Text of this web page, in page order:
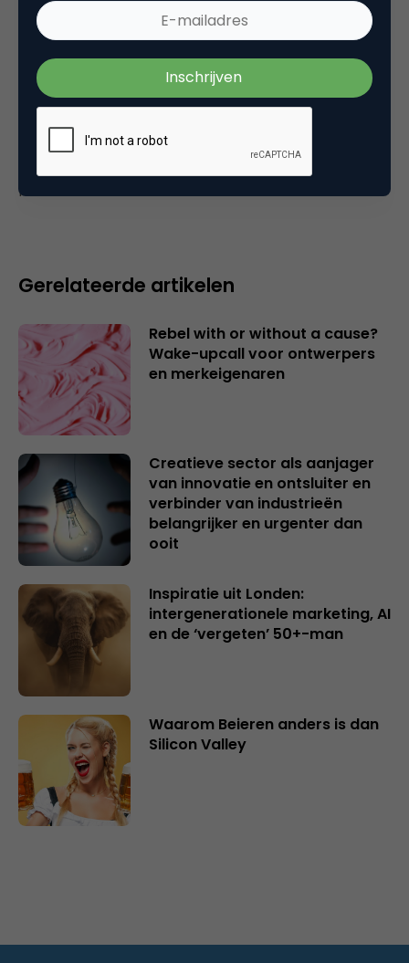
om een reactie te
plaatsen.
Gerelateerde artikelen
Rebel with or without a cause?
Wake-upcall voor ontwerpers
en merkeigenaren
Creatieve sector als aanjager
van innovatie en ontsluiter en
verbinder van industrieën
belangrijker en urgenter dan
ooit
Inspiratie uit Londen:
intergenerationele marketing, AI
en de ‘vergeten’ 50+-man
Waarom Beieren anders is dan
Silicon Valley